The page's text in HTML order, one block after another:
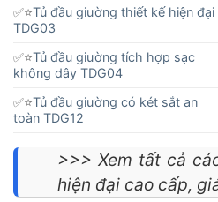
✅⭐️Tủ đầu giường thiết kế hiện đại
TDG03
✅⭐️Tủ đầu giường tích hợp sạc
không dây TDG04
✅⭐️Tủ đầu giường có két sắt an
toàn TDG12
>>> Xem tất cả
hiện đại cao cấp,